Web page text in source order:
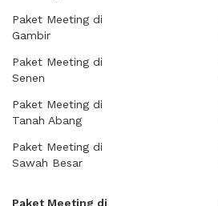
Paket Meeting di
Gambir
Paket Meeting di
Senen
Paket Meeting di
Tanah Abang
Paket Meeting di
Sawah Besar
Paket Meeting di